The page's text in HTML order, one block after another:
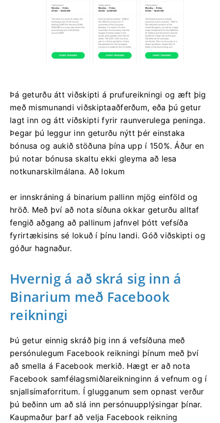
Þá geturðu átt viðskipti á prufureikningi og æft þig
með mismunandi viðskiptaaðferðum, eða þú getur
lagt inn og átt viðskipti fyrir raunverulega peninga.
Þegar þú leggur inn geturðu nýtt þér einstaka
bónusa og aukið stöðuna þína upp í 150%. Áður en
þú notar bónusa skaltu ekki gleyma að lesa
notkunarskilmálana. Að lokum
er innskráning á binarium pallinn mjög einföld og
hröð. Með því að nota síðuna okkar geturðu alltaf
fengið aðgang að pallinum jafnvel þótt vefsíða
fyrirtækisins sé lokuð í þínu landi. Góð viðskipti og
góður hagnaður.
Hvernig á að skrá sig inn á
Binarium með Facebook
reikningi
Þú getur einnig skráð þig inn á vefsíðuna með
persónulegum Facebook reikningi þínum með því
að smella á Facebook merkið. Hægt er að nota
Facebook samfélagsmiðlareikninginn á vefnum og í
snjallsímaforritum. Í glugganum sem opnast verður
þú beðinn um að slá inn persónuupplýsingar þínar.
Kaupmaður þarf að velja Facebook reikning